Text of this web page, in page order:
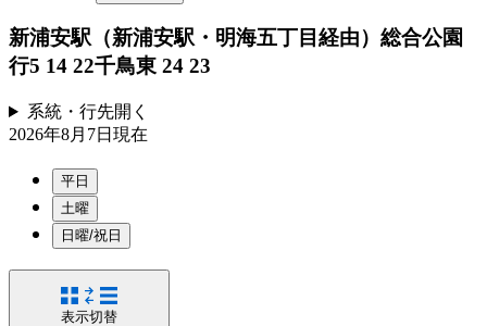
新浦安駅（新浦安駅・明海五丁目経由）総合公園
行5 14 22千鳥東 24 23
系統・行先開く
2026年8月7日 現在
平日
土曜
日曜/祝日
表示切替